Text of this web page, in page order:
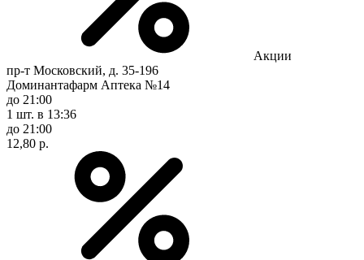
Акции
пр-т Московский, д. 35-196
Доминантафарм Аптека №14
до 21:00
1 шт. в 13:36
до 21:00
12,80 р.